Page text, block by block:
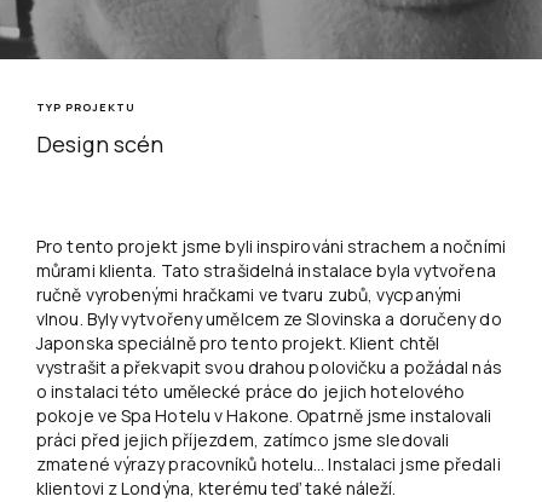
TYP PROJEKTU
Design scén
Pro tento projekt jsme byli inspirováni strachem a nočními
můrami klienta. Tato strašidelná instalace byla vytvořena
ručně vyrobenými hračkami ve tvaru zubů, vycpanými
vlnou. Byly vytvořeny umělcem ze Slovinska a doručeny do
Japonska speciálně pro tento projekt. Klient chtěl
vystrašit a překvapit svou drahou polovičku a požádal nás
o instalaci této umělecké práce do jejich hotelového
pokoje ve Spa Hotelu v Hakone. Opatrně jsme instalovali
práci před jejich příjezdem, zatímco jsme sledovali
zmatené výrazy pracovníků hotelu… Instalaci jsme předali
klientovi z Londýna, kterému teď také náleží.